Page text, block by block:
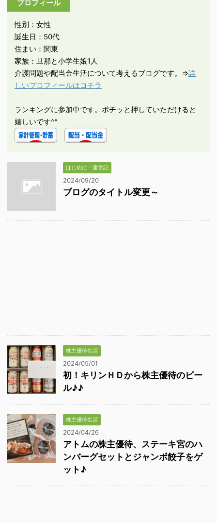
プロフィール
性別：女性
誕生日：50代
住まい：関東
家族：旦那と小学生娘1人
介護問題や配当金生活について考えるブログです。⇒詳
しいプロフィールはコチラ
ランキングに参加中です。ポチッと押していただけると
嬉しいです^^
はじめに・運営記
2024/09/20
ブログのタイトル変更～
株主優待生活
2024/05/01
初！キリンＨＤから株主優待のビー
ル♪♪
株主優待生活
2024/04/26
アトムの株主優待、ステーキ宮のハ
ンバーグセットとジャンボ餃子をゲ
ット♪